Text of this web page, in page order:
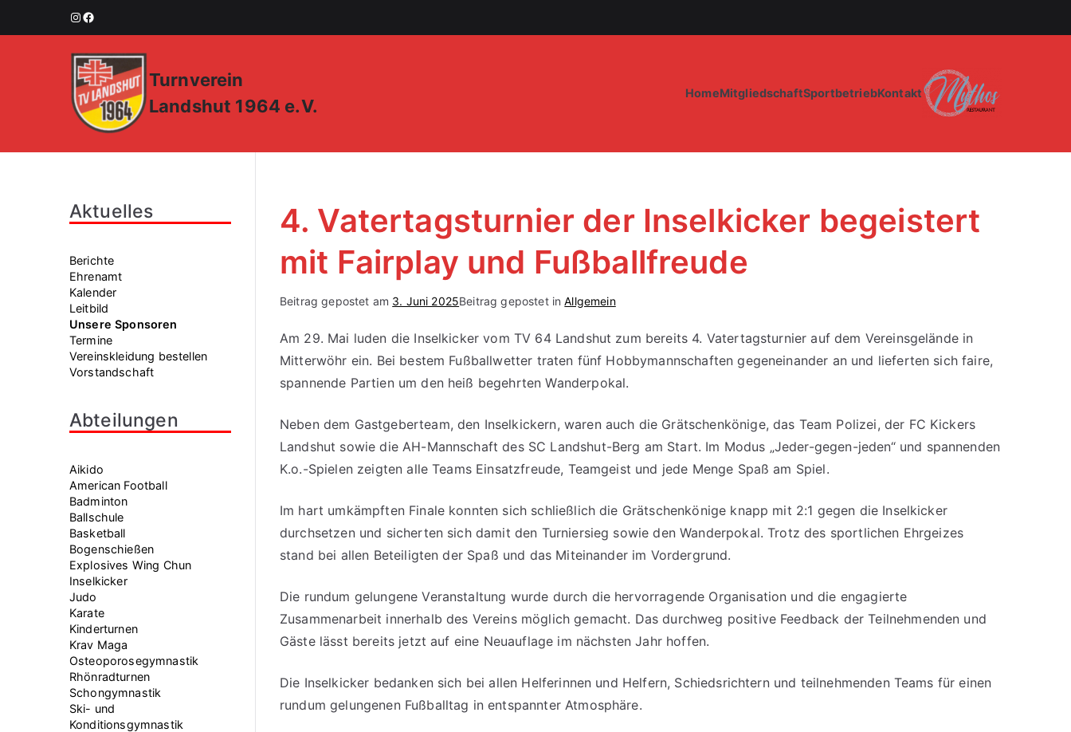
Inhalt
Instagram
Facebook
Turnverein
Landshut 1964 e.V.
HomeMitgliedschaftSportbetriebKontakt
4. Vatertagsturnier der Inselkicker begeistert
mit Fairplay und Fußballfreude
Beitrag gepostet am 3. Juni 2025Beitrag gepostet inAllgemein
Am 29. Mai luden die Inselkicker vom TV 64 Landshut zum bereits 4. Vatertagsturnier auf dem Vereinsgelände in
Mitterwöhr ein. Bei bestem Fußballwetter traten fünf Hobbymannschaften gegeneinander an und lieferten sich faire,
spannende Partien um den heiß begehrten Wanderpokal.
Neben dem Gastgeberteam, den Inselkickern, waren auch die Grätschenkönige, das Team Polizei, der FC Kickers
Landshut sowie die AH-Mannschaft des SC Landshut-Berg am Start. Im Modus „Jeder-gegen-jeden“ und spannenden
K.o.-Spielen zeigten alle Teams Einsatzfreude, Teamgeist und jede Menge Spaß am Spiel.
Im hart umkämpften Finale konnten sich schließlich die Grätschenkönige knapp mit 2:1 gegen die Inselkicker
durchsetzen und sicherten sich damit den Turniersieg sowie den Wanderpokal. Trotz des sportlichen Ehrgeizes
stand bei allen Beteiligten der Spaß und das Miteinander im Vordergrund.
Die rundum gelungene Veranstaltung wurde durch die hervorragende Organisation und die engagierte
Zusammenarbeit innerhalb des Vereins möglich gemacht. Das durchweg positive Feedback der Teilnehmenden und
Gäste lässt bereits jetzt auf eine Neuauflage im nächsten Jahr hoffen.
Die Inselkicker bedanken sich bei allen Helferinnen und Helfern, Schiedsrichtern und teilnehmenden Teams für einen
rundum gelungenen Fußballtag in entspannter Atmosphäre.
Aktuelles
Berichte
Ehrenamt
Kalender
Leitbild
Unsere Sponsoren
Termine
Vereinskleidung bestellen
Vorstandschaft
Abteilungen
Aikido
American Football
Badminton
Ballschule
Basketball
Bogenschießen
Explosives Wing Chun
Inselkicker
Judo
Karate
Kinderturnen
Krav Maga
Osteoporosegymnastik
Rhönradturnen
Schongymnastik
Ski- und
Konditionsgymnastik